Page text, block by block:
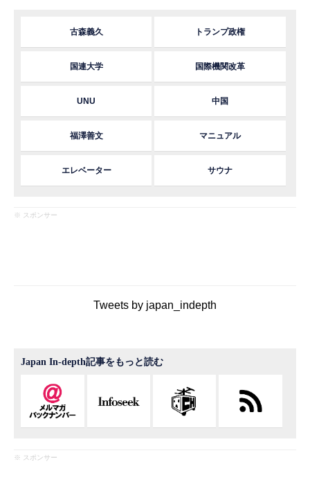
古森義久 トランプ政権
国連大学 国際機関改革
UNU 中国
福澤善文 マニュアル
エレベーター サウナ
※ スポンサー
Tweets by japan_indepth
Japan In-depth記事をもっと読む
※ スポンサー